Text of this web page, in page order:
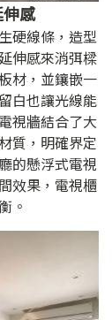
感
硬線條，造型
伸感來消弭樑
材，並鑲嵌一
白也讓光線能
視牆結合了大
質，明確界定
的懸浮式電視
效果，電視櫃
。